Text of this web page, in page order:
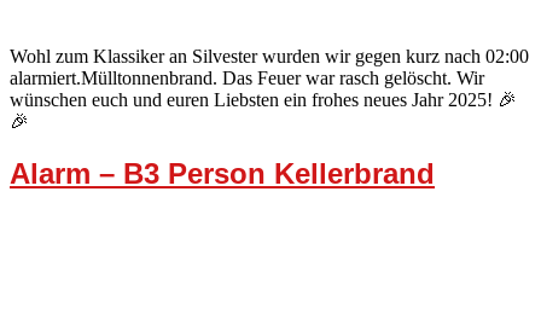
Wohl zum Klassiker an Silvester wurden wir gegen kurz nach 02:00
alarmiert.Mülltonnenbrand. Das Feuer war rasch gelöscht. Wir
wünschen euch und euren Liebsten ein frohes neues Jahr 2025! 🎉
🎉
Alarm – B3 Person Kellerbrand